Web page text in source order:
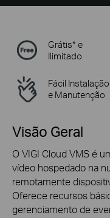
Grátis* e
Ilimitado
Fácil Instalação
e Manutenção
Visão Geral
O VIGI Cloud VMS é
vídeo hospedado na
remotamente
Oferece recursos
gerenciamento de